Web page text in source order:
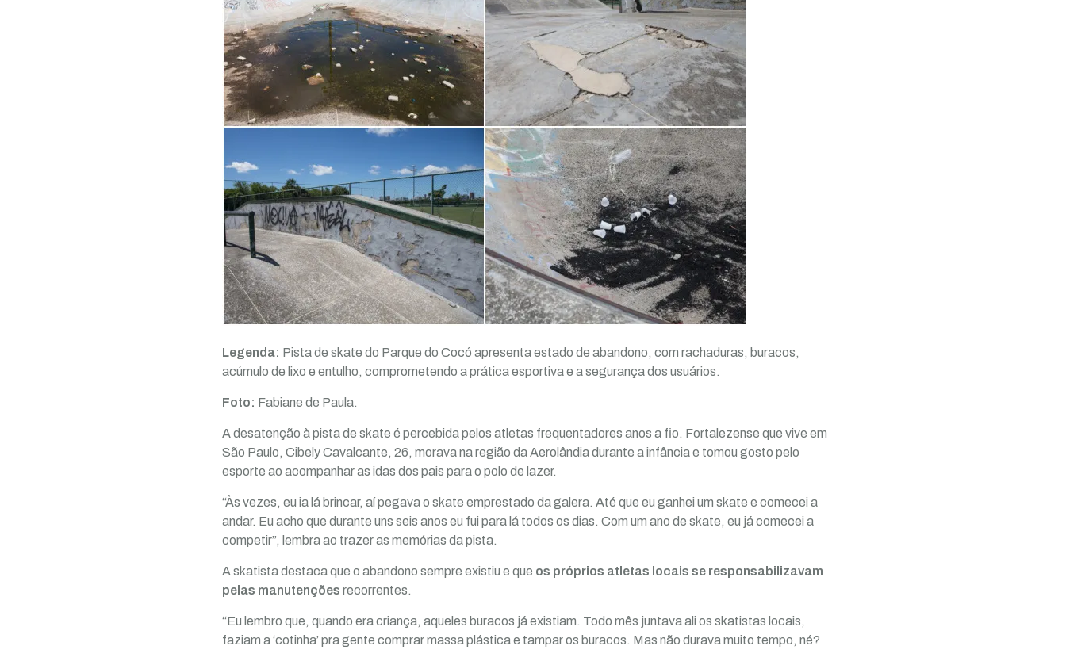
Legenda: Pista de skate do Parque do Cocó apresenta estado de abandono, com rachaduras, buracos,
acúmulo de lixo e entulho, comprometendo a prática esportiva e a segurança dos usuários.
Foto: Fabiane de Paula.
A desatenção à pista de skate é percebida pelos atletas frequentadores anos a fio. Fortalezense que vive em
São Paulo, Cibely Cavalcante, 26, morava na região da Aerolândia durante a infância e tomou gosto pelo
esporte ao acompanhar as idas dos pais para o polo de lazer.
“Às vezes, eu ia lá brincar, aí pegava o skate emprestado da galera. Até que eu ganhei um skate e comecei a
andar. Eu acho que durante uns seis anos eu fui para lá todos os dias. Com um ano de skate, eu já comecei a
competir”, lembra ao trazer as memórias da pista.
A skatista destaca que o abandono sempre existiu e que os próprios atletas locais se responsabilizavam
pelas manutenções recorrentes.
“Eu lembro que, quando era criança, aqueles buracos já existiam. Todo mês juntava ali os skatistas locais,
faziam a ‘cotinha’ pra gente comprar massa plástica e tampar os buracos. Mas não durava muito tempo, né?